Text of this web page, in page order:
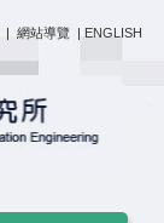
| 網站導覽 | ENGLISH